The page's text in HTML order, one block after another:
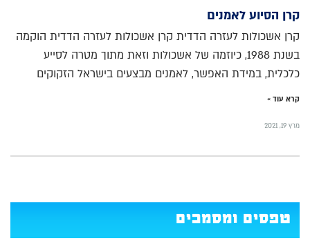
קרן הסיוע לאמנים
קרן אשכולות לעזרה הדדית קרן אשכולות לעזרה הדדית הוקמה
בשנת 1988, כיוזמה של אשכולות וזאת מתוך מטרה לסייע
כלכלית, במידת האפשר, לאמנים מבצעים בישראל הזקוקים
קרא עוד »
מרץ 19, 2021
טפסים ומסמכים